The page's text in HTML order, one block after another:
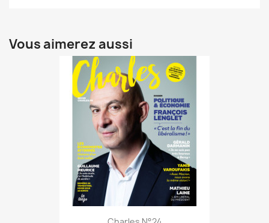
Vous aimerez aussi